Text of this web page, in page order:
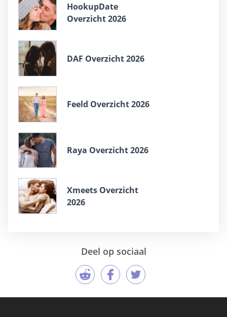
HookupDate
Overzicht 2026
DAF Overzicht 2026
Feeld Overzicht 2026
Raya Overzicht 2026
Xmeets Overzicht
2026
Deel op sociaal